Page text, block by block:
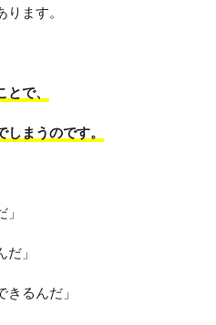
ます。
で、
まうのです。
」
きるんだ」